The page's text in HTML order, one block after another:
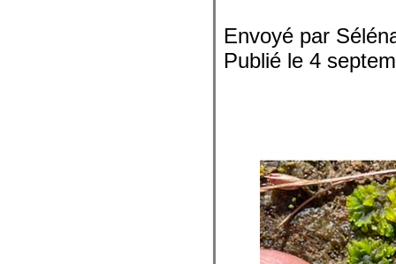
Envoyé par
Publié le 4